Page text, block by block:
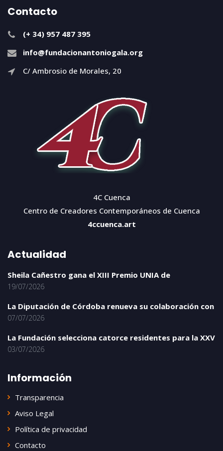
Contacto
(+ 34) 957 487 395
info@fundacionantoniogala.org
C/ Ambrosio de Morales, 20
4C Cuenca
Centro de Creadores Contemporáneos de Cuenca
4ccuenca.art
Actualidad
Sheila Cañestro gana el XIII Premio UNIA de
19/07/2026
La Diputación de Córdoba renueva su colaboración con
07/07/2026
La Fundación selecciona catorce residentes para la XXV
03/07/2026
Información
Transparencia
Aviso Legal
Política de privacidad
Contacto